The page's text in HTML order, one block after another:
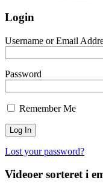
Login
Username or Email
Password
Remember Me
Lost your password?
Videoer sorteret i